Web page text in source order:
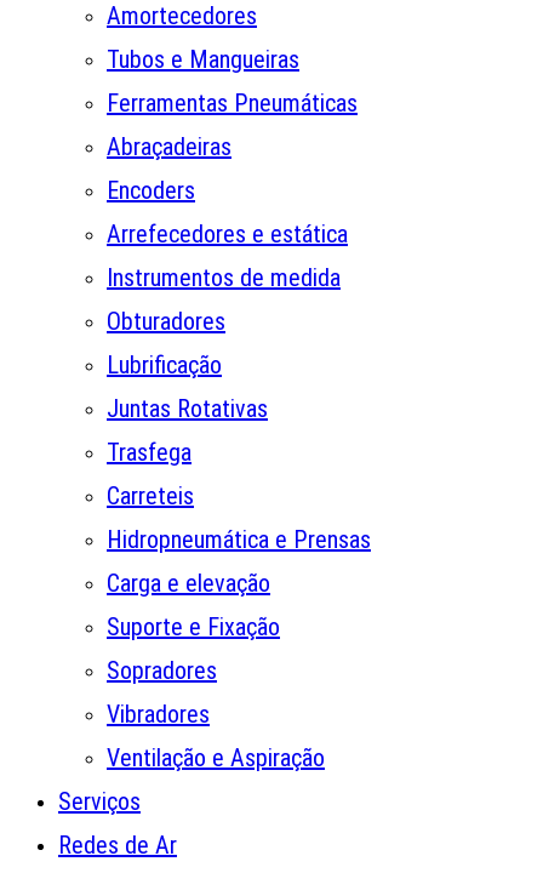
Amortecedores
Tubos e Mangueiras
Ferramentas Pneumáticas
Abraçadeiras
Encoders
Arrefecedores e estática
Instrumentos de medida
Obturadores
Lubrificação
Juntas Rotativas
Trasfega
Carreteis
Hidropneumática e Prensas
Carga e elevação
Suporte e Fixação
Sopradores
Vibradores
Ventilação e Aspiração
Serviços
Redes de Ar